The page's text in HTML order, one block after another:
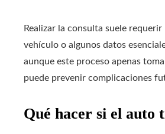
Realizar la consulta suele requerir
vehículo o algunos datos
aunque este proceso apenas
puede prevenir complicaciones
Qué hacer si el auto